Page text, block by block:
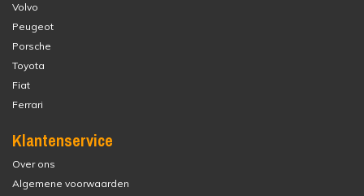
Volvo
Peugeot
Porsche
Toyota
Fiat
Ferrari
Klantenservice
Over ons
Algemene voorwaarden